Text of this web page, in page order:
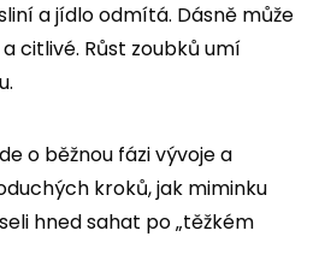
a jídlo odmítá. Dásně může
citlivé. Růst zoubků umí
o běžnou fázi vývoje a
kroků, jak miminku
hned sahat po „těžkém